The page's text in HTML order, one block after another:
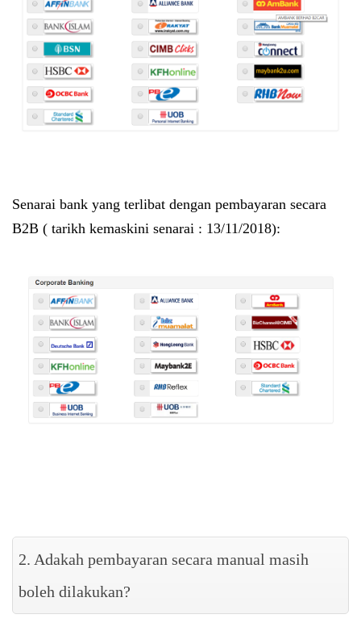
Senarai bank yang terlibat dengan pembayaran secara
B2B ( tarikh kemaskini senarai : 13/11/2018):
2. Adakah pembayaran secara manual masih
boleh dilakukan?